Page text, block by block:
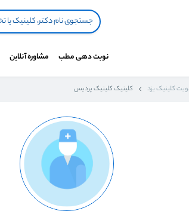
نوبت دهی مطب مشاوره آنلاین
کلینیک یزد کلینیک کلینیک پردیس